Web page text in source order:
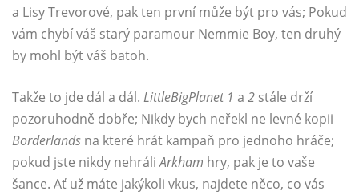
a Lisy Trevorové, pak ten první může být pro vás; Pokud
vám chybí váš starý paramour Nemmie Boy, ten druhý
by mohl být váš batoh.
Takže to jde dál a dál. LittleBigPlanet 1 a 2 stále drží
pozoruhodně dobře; Nikdy bych neřekl ne levné kopii
Borderlands na které hrát kampaň pro jednoho hráče;
pokud jste nikdy nehráliArkham hry, pak je to vaše
šance. Ať už máte jakýkoli vkus, najdete něco, co vás